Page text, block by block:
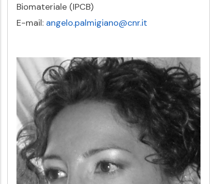
Biomateriale (IPCB)
E-mail: angelo.palmigiano@cnr.it